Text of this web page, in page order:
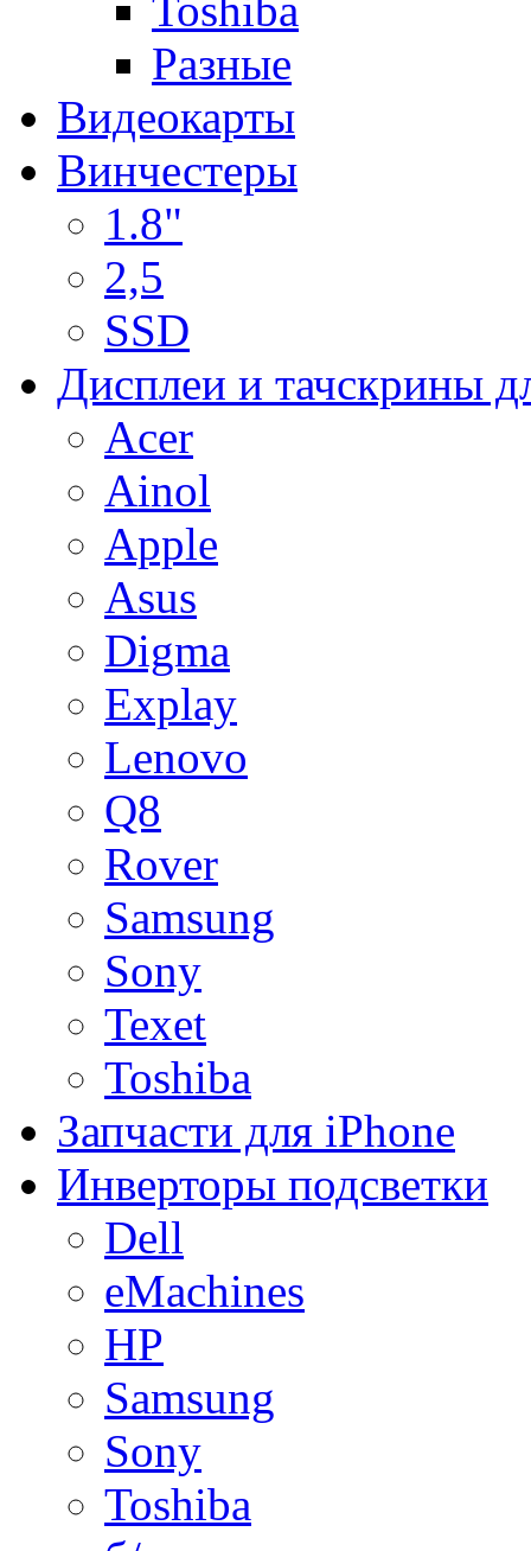
Разные
Видеокарты
Винчестеры
1.8"
2,5
SSD
Дисплеи и тачскрины
Acer
Ainol
Apple
Asus
Digma
Explay
Lenovo
Q8
Rover
Samsung
Sony
Texet
Toshiba
Запчасти для iPhone
Инверторы подсветки
Dell
eMachines
HP
Samsung
Sony
Toshiba